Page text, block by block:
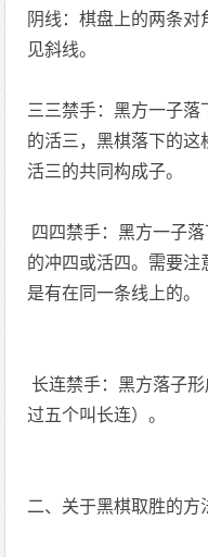
阴线：棋盘上的两条
见斜线。
三三禁手：黑方一子落
的活三，黑棋落下的这
活三的共同构成子。
四四禁手：黑方一子
的冲四或活四。需要注
是有在同一条线上的。
长连禁手：黑方落子
过五个叫长连）。
二、关于黑棋取胜的方